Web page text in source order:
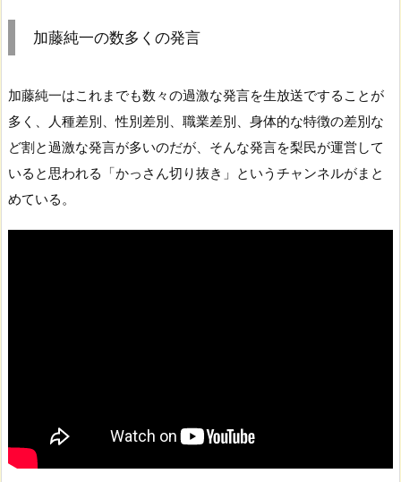
加藤純一の数多くの発言
加藤純一はこれまでも数々の過激な発言を生放送ですることが
多く、人種差別、性別差別、職業差別、身体的な特徴の差別な
ど割と過激な発言が多いのだが、そんな発言を梨民が運営して
いると思われる「かっさん切り抜き」というチャンネルがまと
めている。